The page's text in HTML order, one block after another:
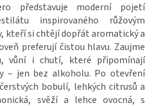
představuje moderní pojetí
inspirovaného růžovým
kteří si chtějí dopřát aromatický a
preferují čistou hlavu. Zaujme
vůní i chutí, které připomínají
– jen bez alkoholu. Po otevření
bobulí, lehkých citrusů a
svěží a lehce ovocná, s